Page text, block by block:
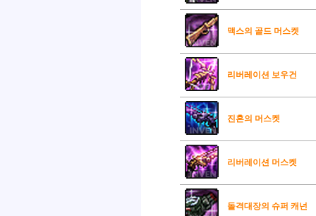
맥스의 골드 머스켓
리버레이션 보우건
진혼의 머스켓
리버레이션 머스켓
돌격대장의 슈퍼 캐넌